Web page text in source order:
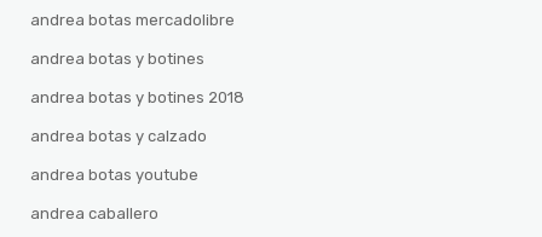
andrea botas mercadolibre
andrea botas y botines
andrea botas y botines 2018
andrea botas y calzado
andrea botas youtube
andrea caballero